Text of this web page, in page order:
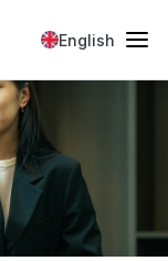
English